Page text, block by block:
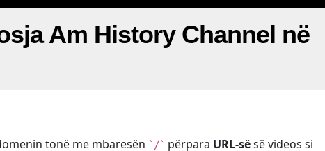
Am History Channel në
tonë me mbaresën `/` përpara URL-sësë videos si